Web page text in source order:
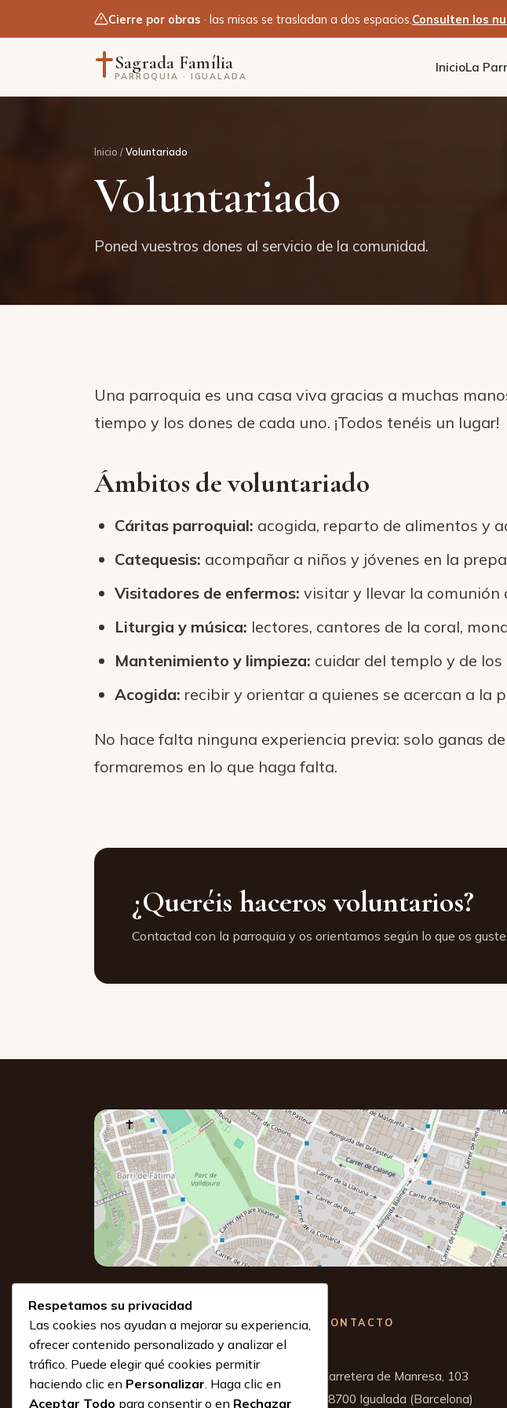
Cierre por obras · las misas se trasladan a dos espacios. Consulten los
Sagrada Família
PARROQUIA · IGUALADA
InicioLa
Inicio /Voluntariado
Voluntariado
Poned vuestros dones al servicio de la comunidad.
Una parroquia es una casa viva gracias a muchas
tiempo y los dones de cada uno. ¡Todos tenéis un lugar!
Ámbitos de voluntariado
Cáritas parroquial: acogida, reparto de alimentos y
Catequesis: acompañar a niños y jóvenes en la
Visitadores de enfermos: visitar y llevar la comunión
Liturgia y música: lectores, cantores de la coral,
Mantenimiento y limpieza: cuidar del templo y de
Acogida: recibir y orientar a quienes se acercan a la
No hace falta ninguna experiencia previa: solo ganas
formaremos en lo que haga falta.
¿Queréis haceros voluntarios?
Contactad con la parroquia y os orientamos según lo que os guste.
Sagrada Família
Comunidad cristiana en el barrio,
reunida en torno a la Sagrada
CONTACTO
Carretera de Manresa, 103
Respetamos su privacidad
Las cookies nos ayudan a mejorar su experiencia,
ofrecer contenido personalizado y analizar el
tráfico. Puede elegir qué cookies permitir
haciendo clic en Personalizar. Haga clic en
Aceptar Todo para consentir o en Rechazar